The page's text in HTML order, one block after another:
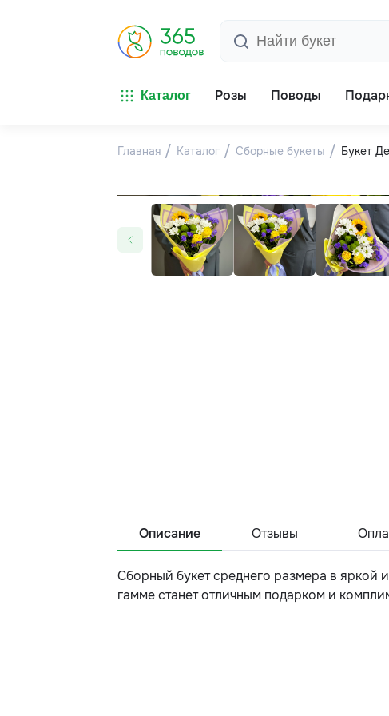
Каталог Розы Поводы
Главная Каталог Сборные букеты Букет
Описание Отзывы
Сборный букет среднего размера в яркой
гамме станет отличным подарком и